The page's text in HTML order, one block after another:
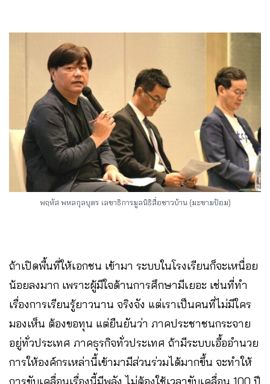
พฤหัส พหลกุลบุตร เลขาธิการมูลนิธิสื่อชาวบ้าน (มะขามป้อม)
ถ้าเปิดพื้นที่ให้เอกชน เข้ามา ระบบในโรงเรียนก็จะเหนื่อย
น้อยลงมาก เพราะผู้มีใจด้านการศึกษามีเยอะ เช่นที่ทำ
เรื่องการเรียนรู้ยาวนาน จริงจัง แต่เราเป็นคนที่ไม่มีใคร
มองเห็น ต้องขอทุน แต่ยืนยันว่า ภาคประชาชนกระจาย
อยู่ทั่วประเทศ ภาคธุรกิจทั่วประเทศ ถ้ามีระบบเอื้ออำนวย
การให้องค์กรเหล่านี้เข้ามามีส่วนร่วมได้มากขึ้น จะทำให้